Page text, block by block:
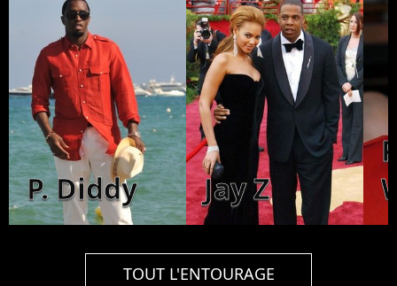
P. Diddy Jay Z
TOUT L'ENTOURAGE